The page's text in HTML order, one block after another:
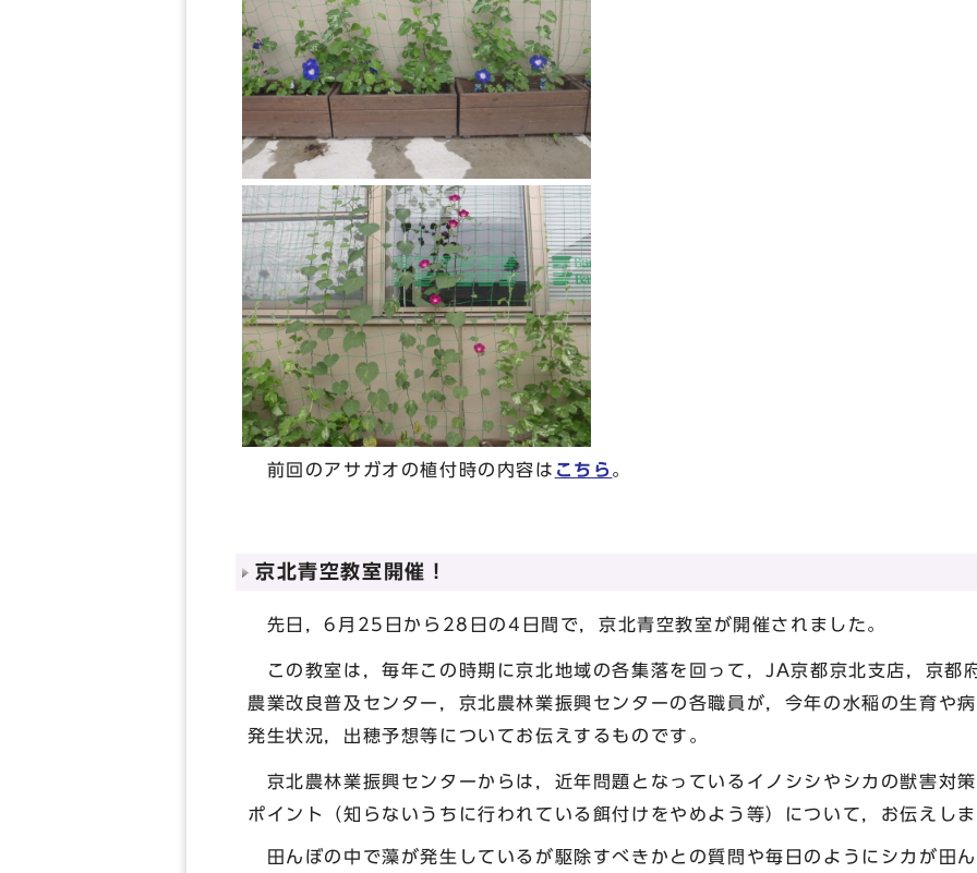
前回のアサガオの植付時の内容は こちら。
京北青空教室開催！
先日，6月25日から28日の4日間で，京北青空教室が開催されました。
この教室は，毎年この時期に京北地域の各集落を回って，JA京都京北支店，京都
農業改良普及センター，京北農林業振興センターの各職員が，今年の水稲の生育や
発生状況，出穂予想等についてお伝えするものです。
京北農林業振興センターからは，近年問題となっているイノシシやシカの獣害対
ポイント（知らないうちに行われている餌付けをやめよう等）について，お伝えし
田んぼの中で藻が発生しているが駆除すべきかとの質問や毎日のようにシカが田